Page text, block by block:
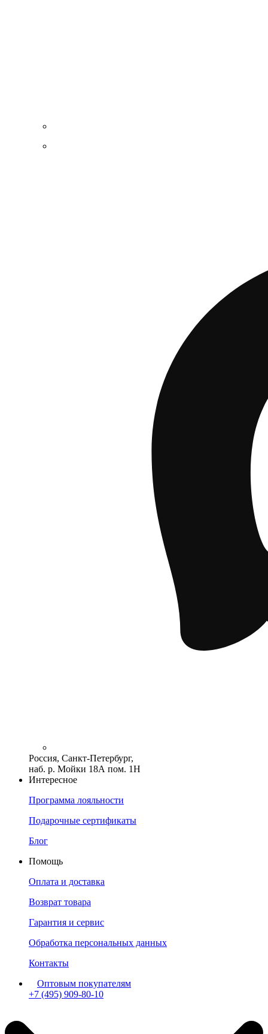
Россия, Санкт-Петербург,
наб. р. Мойки 18А пом. 1Н
Интересное
Программа лояльности
Подарочные сертификаты
Блог
Помощь
Оплата и доставка
Возврат товара
Гарантия и сервис
Обработка персональных данных
Контакты
Оптовым покупателям
+7 (495) 909-80-10